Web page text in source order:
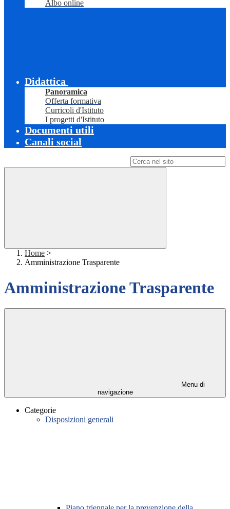
Albo online
Didattica
Panoramica
Offerta formativa
Curricoli d'Istituto
I progetti d'Istituto
Documenti utili
Canali social
Home >
Amministrazione Trasparente
Amministrazione Trasparente
Menu di
navigazione
Categorie
Disposizioni generali